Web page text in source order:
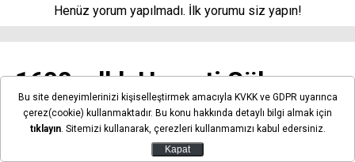
Henüz yorum yapılmadı. İlk yorumu siz yapın!
1600 yıllık Hazreti Süleyman
betimli kolye ucu bulundu!
Bu site deneyimlerinizi kişiselleştirmek amacıyla KVKK ve GDPR uyarınca
çerez(cookie) kullanmaktadır. Bu konu hakkında detaylı bilgi almak için
tıklayın. Sitemizi kullanarak, çerezleri kullanmamızı kabul edersiniz.
Kapat